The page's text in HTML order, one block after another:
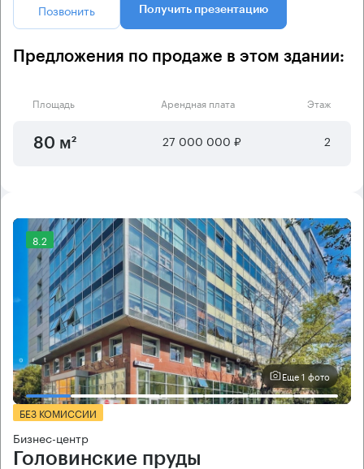
Позвонить Получить презентацию
Предложения по продаже в этом здании:
Площадь Арендная плата Этаж
80 м² 27 000 000 ₽ 2
8.2
Еще 1 фото
БЕЗ КОМИССИИ
Бизнес-центр
Головинские пруды